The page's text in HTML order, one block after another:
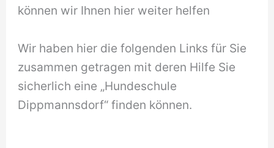
können wir Ihnen hier weiter helfen
Wir haben hier die folgenden Links für Sie
zusammen getragen mit deren Hilfe Sie
sicherlich eine „Hundeschule
Dippmannsdorf“ finden können.